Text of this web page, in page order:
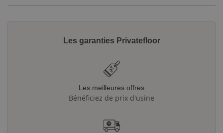
Les garanties Privatefloor
Les meilleures offres
Bénéficiez de prix d'usine